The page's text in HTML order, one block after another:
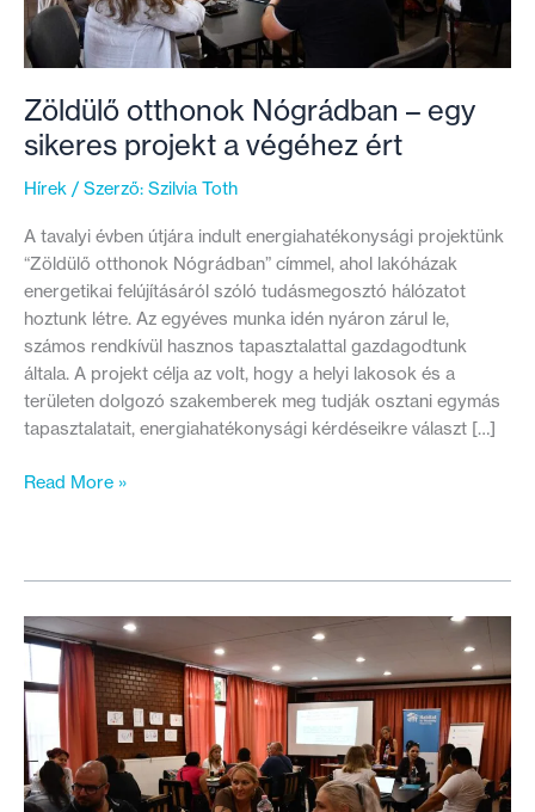
Zöldülő otthonok Nógrádban – egy
sikeres projekt a végéhez ért
Hírek / Szerző: Szilvia Toth
A tavalyi évben útjára indult energiahatékonysági projektünk
“Zöldülő otthonok Nógrádban” címmel, ahol lakóházak
energetikai felújításáról szóló tudásmegosztó hálózatot
hoztunk létre. Az egyéves munka idén nyáron zárul le,
számos rendkívül hasznos tapasztalattal gazdagodtunk
általa. A projekt célja az volt, hogy a helyi lakosok és a
területen dolgozó szakemberek meg tudják osztani egymás
tapasztalatait, energiahatékonysági kérdéseikre választ […]
Zöldülő
sikeres
projekt
a
végéhez
ért
Read More »